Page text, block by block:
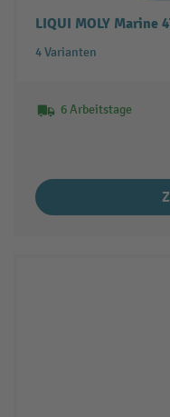
LIQUI MOLY Marine
4 Varianten
6 Arbeitstage